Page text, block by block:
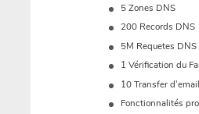
5 Zones DNS
200 Records DNS
5M Requetes
1 Vérification du
10 Transfer d'email
Fonctionnalités